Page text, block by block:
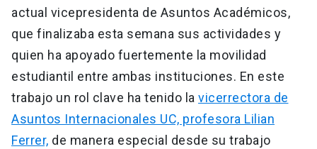
actual vicepresidenta de Asuntos Académicos,
que finalizaba esta semana sus actividades y
quien ha apoyado fuertemente la movilidad
estudiantil entre ambas instituciones. En este
trabajo un rol clave ha tenido la vicerrectora de
Asuntos Internacionales UC, profesora Lilian
Ferrer, de manera especial desde su trabajo